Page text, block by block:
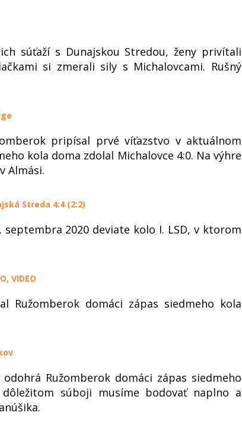
súťaží s Dunajskou Stredou, ženy privítali
si zmerali sily s Michalovcami. Rušný
pripísal prvé víťazstvo v aktuálnom
kola doma zdolal Michalovce 4:0. Na výhre
Almási.
Streda 4:4 (2:2)
2020 deviate kolo I. LSD, v ktorom
VIDEO
Ružomberok domáci zápas siedmeho kola
Ružomberok domáci zápas siedmeho
súboji musíme bodovať naplno a